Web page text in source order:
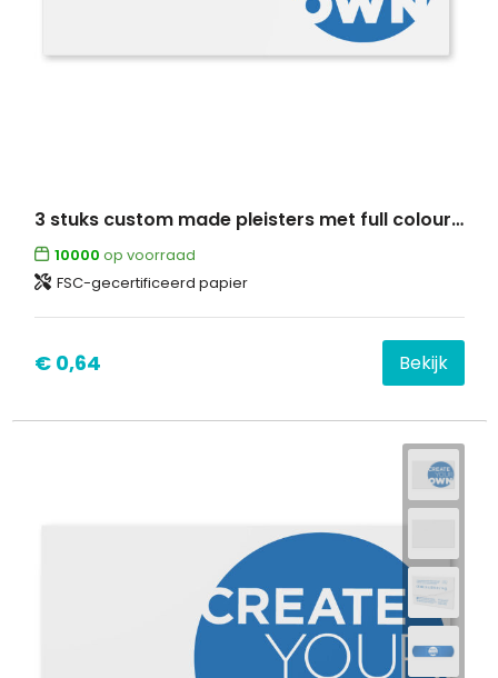
3 stuks custom made pleisters met full colour bedrukte kraftpapieren envelop
10000 op voorraad
FSC-gecertificeerd papier
€ 0,64 Bekijk